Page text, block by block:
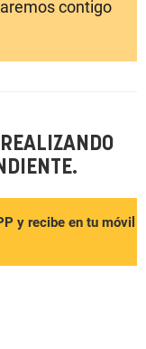
contigo
y recibe en tu móvil